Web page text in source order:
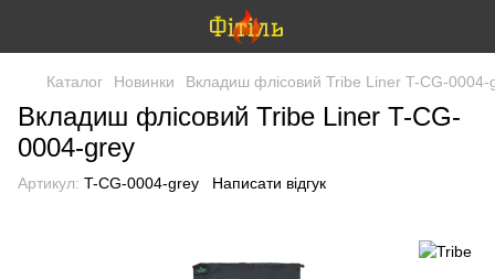
Каталог Новинки Вкладиш флісовий Tribe Liner T-CG-0004-
Вкладиш флісовий Tribe Liner T-CG-
0004-grey
Артикул: T-CG-0004-grey Написати відгук